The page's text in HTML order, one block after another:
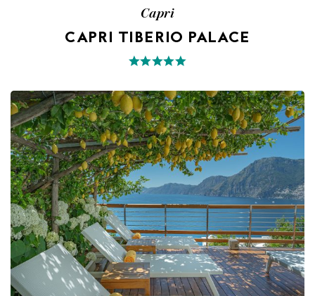
Capri
CAPRI TIBERIO PALACE